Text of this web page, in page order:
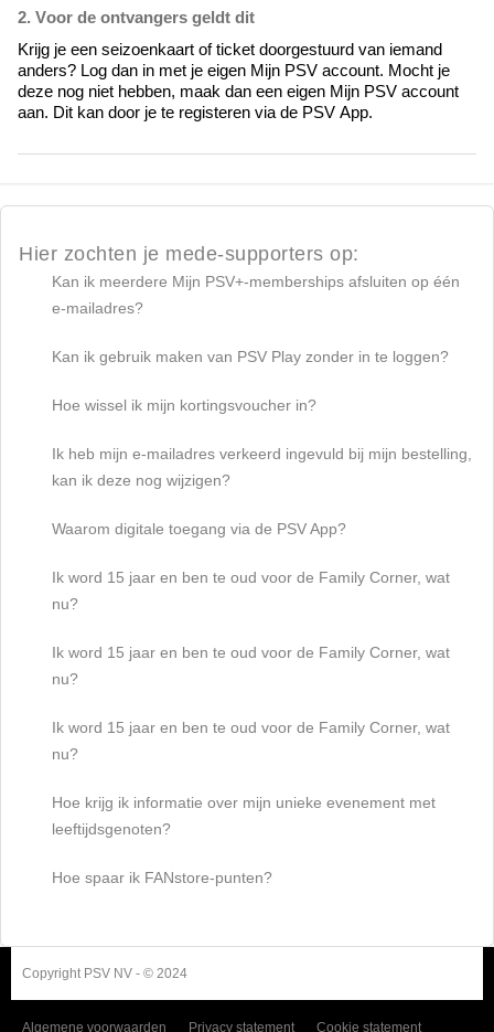
2. Voor de ontvangers geldt dit
Krijg je een seizoenkaart of ticket doorgestuurd van iemand
anders? Log dan in met je eigen Mijn PSV account. Mocht je
deze nog niet hebben, maak dan een eigen Mijn PSV account
aan. Dit kan door je te registeren via de PSV App.
Hier zochten je mede-supporters op:
Kan ik meerdere Mijn PSV+-memberships afsluiten op één
e-mailadres?
Kan ik gebruik maken van PSV Play zonder in te loggen?
Hoe wissel ik mijn kortingsvoucher in?
Ik heb mijn e-mailadres verkeerd ingevuld bij mijn bestelling,
kan ik deze nog wijzigen?
Waarom digitale toegang via de PSV App?
Ik word 15 jaar en ben te oud voor de Family Corner, wat
nu?
Ik word 15 jaar en ben te oud voor de Family Corner, wat
nu?
Ik word 15 jaar en ben te oud voor de Family Corner, wat
nu?
Hoe krijg ik informatie over mijn unieke evenement met
leeftijdsgenoten?
Hoe spaar ik FANstore-punten?
Copyright PSV NV - © 2024
Algemene voorwaarden Privacy statement Cookie statement